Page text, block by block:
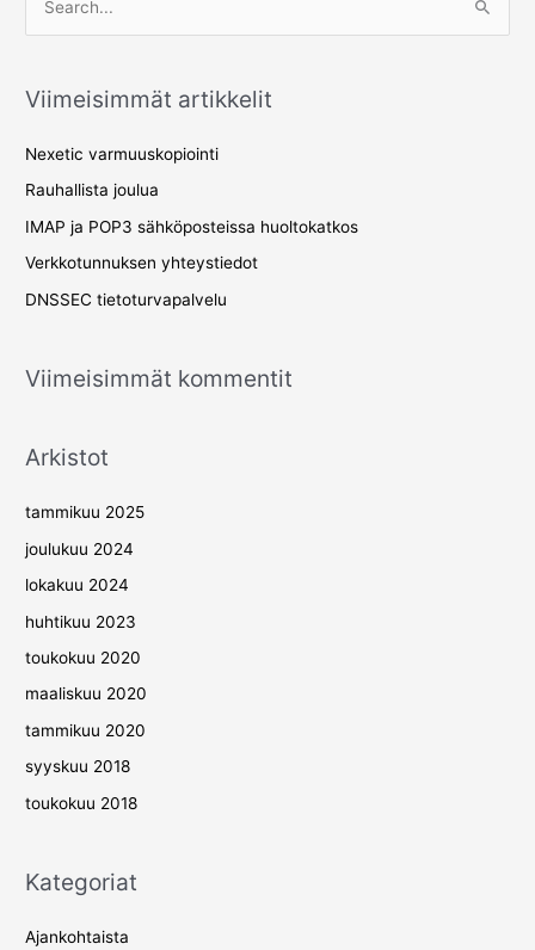
r
o
r
:
Viimeisimmät artikkelit
Nexetic varmuuskopiointi
Rauhallista joulua
IMAP ja POP3 sähköposteissa huoltokatkos
Verkkotunnuksen yhteystiedot
DNSSEC tietoturvapalvelu
Viimeisimmät kommentit
Arkistot
tammikuu 2025
joulukuu 2024
lokakuu 2024
huhtikuu 2023
toukokuu 2020
maaliskuu 2020
tammikuu 2020
syyskuu 2018
toukokuu 2018
Kategoriat
Ajankohtaista